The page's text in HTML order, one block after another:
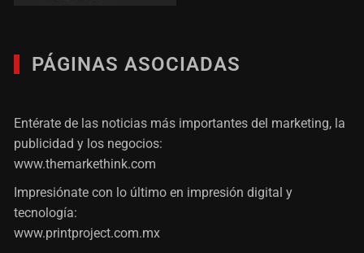
PÁGINAS ASOCIADAS
Entérate de las noticias más importantes del marketing, la
publicidad y los negocios:
www.themarkethink.com
Impresiónate con lo último en impresión digital y
tecnología:
www.printproject.com.mx